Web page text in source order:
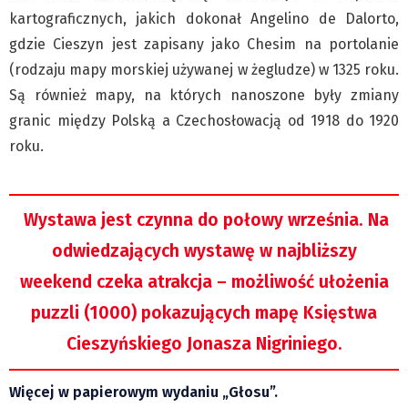
kartograficznych, jakich dokonał Angelino de Dalorto,
gdzie Cieszyn jest zapisany jako Chesim na portolanie
(rodzaju mapy morskiej używanej w żegludze) w 1325 roku.
Są również mapy, na których nanoszone były zmiany
granic między Polską a Czechosłowacją od 1918 do 1920
roku.
Wystawa jest czynna do połowy września. Na
odwiedzających wystawę w najbliższy
weekend czeka atrakcja – możliwość ułożenia
puzzli (1000) pokazujących mapę Księstwa
Cieszyńskiego Jonasza Nigriniego.
Więcej w papierowym wydaniu „Głosu”.